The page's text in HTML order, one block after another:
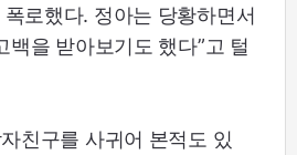
폭로했다. 정아는 당황하면서
백을 받아보기도 했다”고 털
친구를 사귀어 본적도 있